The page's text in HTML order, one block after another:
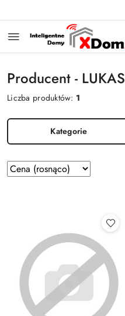
Producent - LUKAS
Liczba produktów: 1
Kategorie
Zastosowano
sortowanie:
Sortuj
według